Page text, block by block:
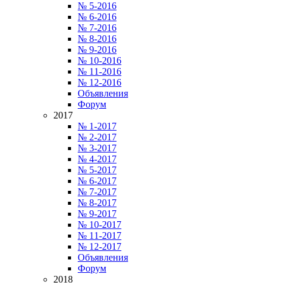
№ 5-2016
№ 6-2016
№ 7-2016
№ 8-2016
№ 9-2016
№ 10-2016
№ 11-2016
№ 12-2016
Объявления
Форум
2017
№ 1-2017
№ 2-2017
№ 3-2017
№ 4-2017
№ 5-2017
№ 6-2017
№ 7-2017
№ 8-2017
№ 9-2017
№ 10-2017
№ 11-2017
№ 12-2017
Объявления
Форум
2018